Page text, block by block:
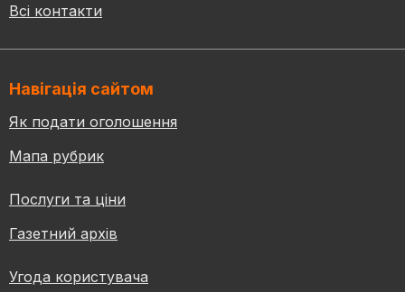
Всі контакти
Навігація сайтом
Як подати оголошення
Мапа рубрик
Послуги та ціни
Газетний архів
Угода користувача